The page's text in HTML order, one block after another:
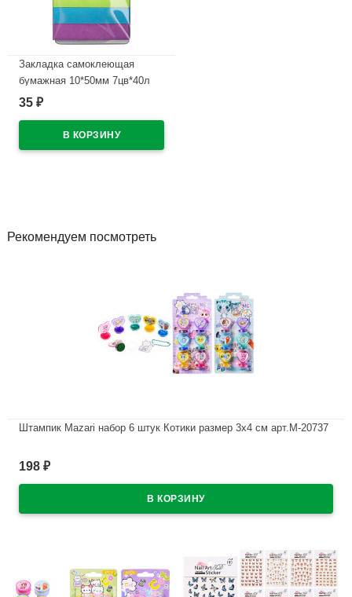
Закладка самоклеющая
бумажная 10*50мм 7цв*40л
(deVENTE) неон
35 ₽
Рекомендуем посмотреть
Штампик Mazari набор 6 штук Котики размер 3х4 см арт.M-20737
198 ₽